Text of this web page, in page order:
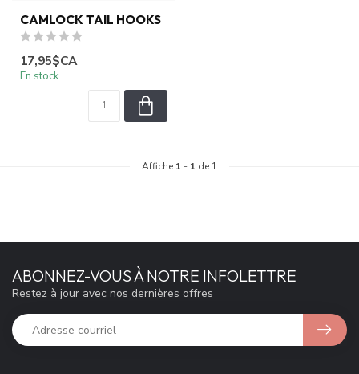
CAMLOCK TAIL HOOKS
17,95$CA
En stock
Affiche 1 - 1 de 1
ABONNEZ-VOUS À NOTRE INFOLETTRE
Restez à jour avec nos dernières offres